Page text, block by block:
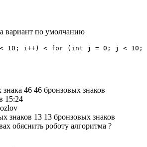
вариант по умолчанию
10; i++) < for (int j = 0; j <
46 46 бронзовых знаков
15:24
знаков 13 13 бронзовых знаков
обяснить роботу алгоритма ?